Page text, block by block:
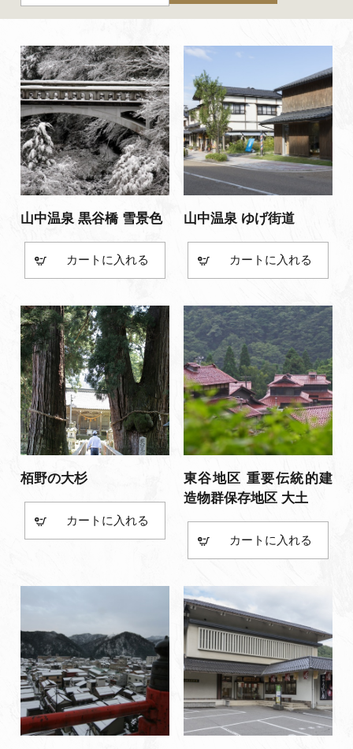
プライバシーポリシー
山中温泉 黒谷橋 雪景色
カート
山中温泉 ゆげ街道
カート
栢野の大杉
カート
東谷地区 重要伝統的建
造物群保存地区 大土
カート